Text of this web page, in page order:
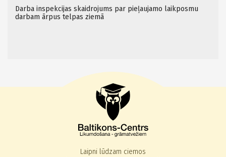
Darba inspekcijas skaidrojums par pieļaujamo laikposmu
darbam ārpus telpas ziemā
Laipni lūdzam ciemos